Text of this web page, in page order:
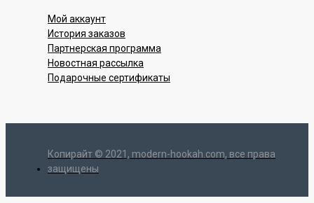
Мой аккаунт
История заказов
Партнерская программа
Новостная рассылка
Подарочные сертификаты
Копирайт © 2021, modern-hookah.com, все права
защищены